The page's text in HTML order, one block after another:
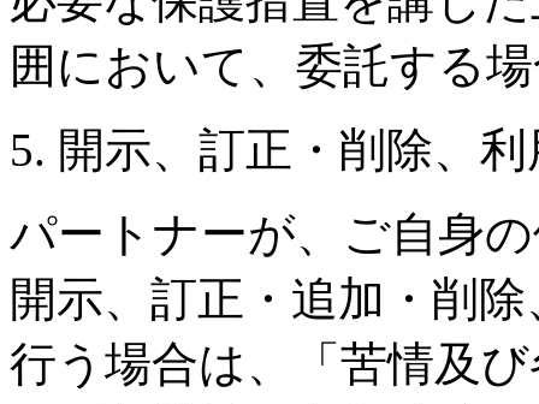
囲において、委託する
5. 開示、訂正・削除、
パートナーが、ご自身
開示、訂正・追加・削
行う場合は、「苦情及